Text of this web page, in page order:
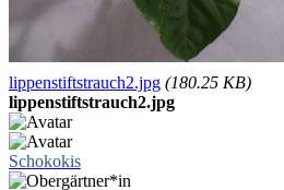
lippenstiftstrauch2.jpg (180.25 KB)
lippenstiftstrauch2.jpg
Schokokis